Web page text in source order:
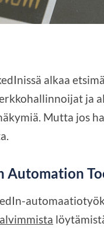
alkaa
ja
Mutta jos
Automation